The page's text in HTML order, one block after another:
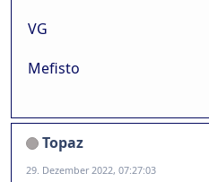
VG
Mefisto
Topaz
29. Dezember 2022, 07:27:03